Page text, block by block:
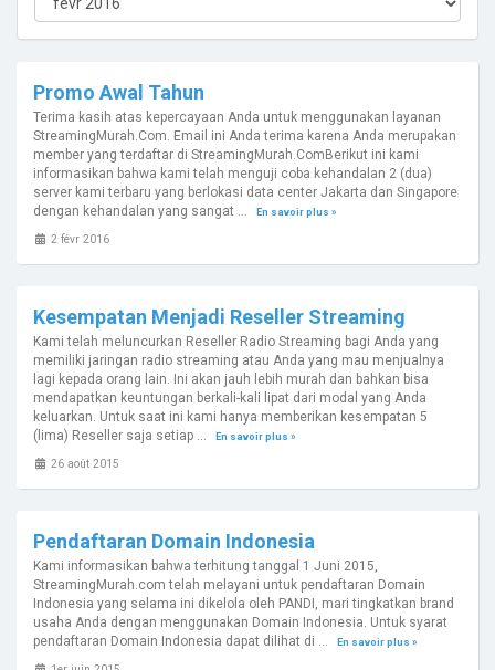
État du réseau
Promo Awal Tahun
Terima kasih atas kepercayaan Anda untuk menggunakan layanan
StreamingMurah.Com. Email ini Anda terima karena Anda merupakan
member yang terdaftar di StreamingMurah.ComBerikut ini kami
informasikan bahwa kami telah menguji coba kehandalan 2 (dua)
server kami terbaru yang berlokasi data center Jakarta dan Singapore
dengan kehandalan yang sangat ...
En savoir plus »
2 févr 2016
Kesempatan Menjadi Reseller Streaming
Kami telah meluncurkan Reseller Radio Streaming bagi Anda yang
memiliki jaringan radio streaming atau Anda yang mau menjualnya
lagi kepada orang lain. Ini akan jauh lebih murah dan bahkan bisa
mendapatkan keuntungan berkali-kali lipat dari modal yang Anda
keluarkan. Untuk saat ini kami hanya memberikan kesempatan 5
(lima) Reseller saja setiap ...
En savoir plus »
26 août 2015
Pendaftaran Domain Indonesia
Kami informasikan bahwa terhitung tanggal 1 Juni 2015,
StreamingMurah.com telah melayani untuk pendaftaran Domain
Indonesia yang selama ini dikelola oleh PANDI, mari tingkatkan brand
usaha Anda dengan menggunakan Domain Indonesia. Untuk syarat
pendaftaran Domain Indonesia dapat dilihat di ...
En savoir plus »